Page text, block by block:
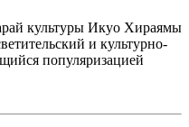
культуры Икуо Хираямы
и культурно-
популяризацией